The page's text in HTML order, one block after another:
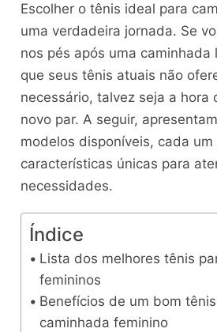
Escolher o tênis ideal para
uma verdadeira jornada. Se
nos pés após uma caminhada
que seus tênis atuais não
necessário, talvez seja a hora
novo par. A seguir,
modelos disponíveis, cada um
características únicas para
necessidades.
Índice
Lista dos melhores tênis
femininos
Benefícios de um bom
caminhada feminino